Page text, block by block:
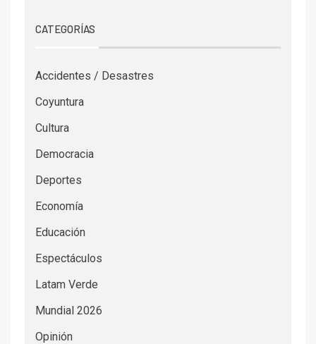
CATEGORÍAS
Accidentes / Desastres
Coyuntura
Cultura
Democracia
Deportes
Economía
Educación
Espectáculos
Latam Verde
Mundial 2026
Opinión